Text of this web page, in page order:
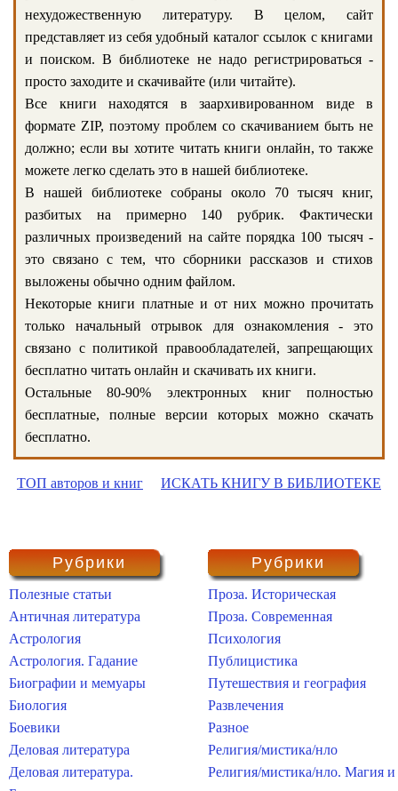
нехудожественную литературу. В целом, сайт
представляет из себя удобный каталог ссылок с книгами
и поиском. В библиотеке не надо регистрироваться -
просто заходите и скачивайте (или читайте).
Все книги находятся в заархивированном виде в
формате ZIP, поэтому проблем со скачиванием быть не
должно; если вы хотите читать книги онлайн, то также
можете легко сделать это в нашей библиотеке.
В нашей библиотеке собраны около 70 тысяч книг,
разбитых на примерно 140 рубрик. Фактически
различных произведений на сайте порядка 100 тысяч -
это связано с тем, что сборники рассказов и стихов
выложены обычно одним файлом.
Некоторые книги платные и от них можно прочитать
только начальный отрывок для ознакомления - это
связано с политикой правообладателей, запрещающих
бесплатно читать онлайн и скачивать их книги.
Остальные 80-90% электронных книг полностью
бесплатные, полные версии которых можно скачать
бесплатно.
ТОП авторов и книг ИСКАТЬ КНИГУ В БИБЛИОТЕКЕ
Рубрики
Полезные статьи
Античная литература
Астрология
Астрология. Гадание
Биографии и мемуары
Биология
Боевики
Деловая литература
Деловая литература.
Рубрики
Проза. Историческая
Проза. Современная
Психология
Публицистика
Путешествия и география
Развлечения
Разное
Религия/мистика/нло
Религия/мистика/нло. Магия и